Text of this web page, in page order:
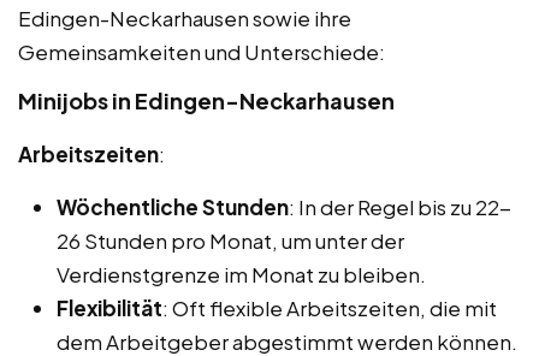
Edingen-Neckarhausen sowie ihre
Gemeinsamkeiten und Unterschiede:
Minijobs in Edingen-Neckarhausen
Arbeitszeiten:
Wöchentliche Stunden: In der Regel bis zu 22-
26 Stunden pro Monat, um unter der
Verdienstgrenze im Monat zu bleiben.
Flexibilität: Oft flexible Arbeitszeiten, die mit
dem Arbeitgeber abgestimmt werden können.